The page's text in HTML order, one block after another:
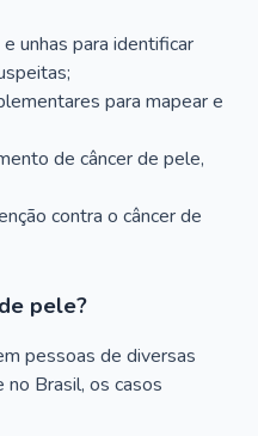
unhas para identificar
para mapear e
de câncer de pele,
contra o câncer de
pele?
pessoas de diversas
no Brasil, os casos